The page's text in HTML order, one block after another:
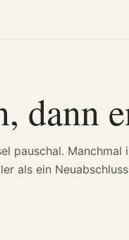
dann
pauschal. Manchmal
als ein